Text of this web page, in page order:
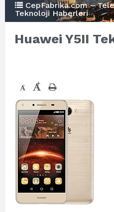
CepFabrika.com –
Teknoloji Haberleri
Huawei Y5II
- +